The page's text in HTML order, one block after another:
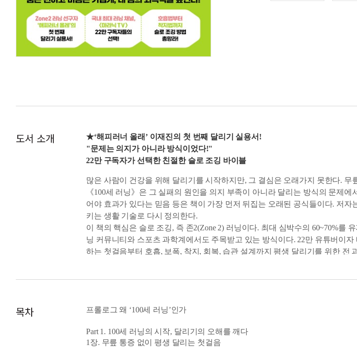
도서 소개
★‘해피러너 올래’ 이재진의 첫 번째 달리기 실용서!
"문제는 의지가 아니라 방식이었다!"
22만 구독자가 선택한 친절한 슬로 조깅 바이블
많은 사람이 건강을 위해 달리기를 시작하지만, 그 결심은 오래가지 못한다.
《100세 러닝》은 그 실패의 원인을 의지 부족이 아니라 달리는 방식의 문제
어야 효과가 있다는 믿음 등은 책이 가장 먼저 뒤집는 오래된 공식들이다. 저
키는 생활 기술로 다시 정의한다.
이 책의 핵심은 슬로 조깅, 즉 존2(Zone 2) 러닝이다. 최대 심박수의 60~70%를
닝 커뮤니티와 스포츠 과학계에서도 주목받고 있는 방식이다. 22만 유튜버이
하는 첫걸음부터 호흡, 보폭, 착지, 회복, 습관 설계까지 평생 달리기를 위한 전
목차 프롤로그 왜 ‘100세 러닝’인가
Part 1. 100세 러닝의 시작, 달리기의 오해를 깨다
1장. 무릎 통증 없이 평생 달리는 첫걸음